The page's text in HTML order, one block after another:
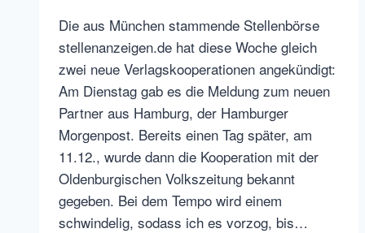
Die aus München stammende Stellenbörse
stellenanzeigen.de hat diese Woche gleich
zwei neue Verlagskooperationen angekündigt:
Am Dienstag gab es die Meldung zum neuen
Partner aus Hamburg, der Hamburger
Morgenpost. Bereits einen Tag später, am
11.12., wurde dann die Kooperation mit der
Oldenburgischen Volkszeitung bekannt
gegeben. Bei dem Tempo wird einem
schwindelig, sodass ich es vorzog, bis…